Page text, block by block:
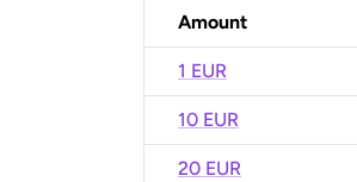
Amount
1 EUR
10 EUR
20 EUR